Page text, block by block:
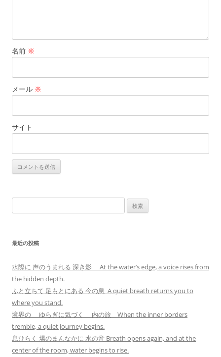
名前 ※
メール ※
サイト
索:
最近の投稿
水際に 声のうまれる 深き影 At the water’s edge, a voice rises from
the hidden depth.
ふと立ちて 足もとにある 今の息 A quiet breath returns you to
where you stand.
境界の ゆらぎに気づく 内の旅 When the inner borders
tremble, a quiet journey begins.
息ひらく 場のまんなかに 水の音 Breath opens again, and at the
center of the room, water begins to rise.